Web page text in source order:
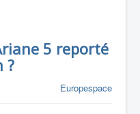
5 reporté
?
Europespace